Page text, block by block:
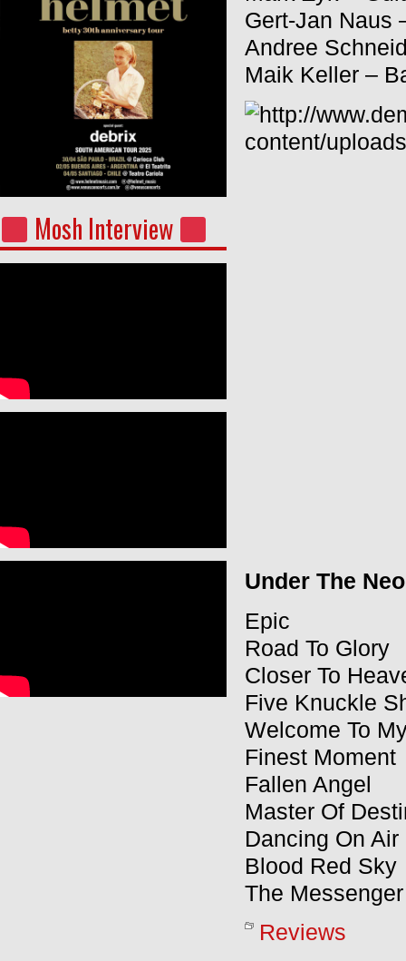
Mosh Interview
Gert-Jan Naus
Andree
Maik Keller –
Under The
Epic
Road To Glory
Closer To
Five Knuckle
Welcome To
Finest Moment
Fallen Angel
Master Of
Dancing On Air
Blood Red Sky
The Messenger
Reviews